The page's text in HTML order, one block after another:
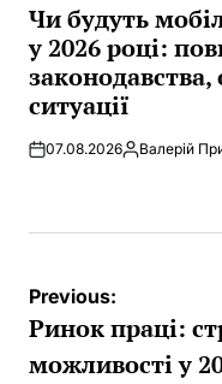
IN
Чи будуть
у 2026 році:
законодавства,
ситуації
07.08.2026Posted
Валерій
Post
navigation
Previous:
Ринок праці:
можливості у